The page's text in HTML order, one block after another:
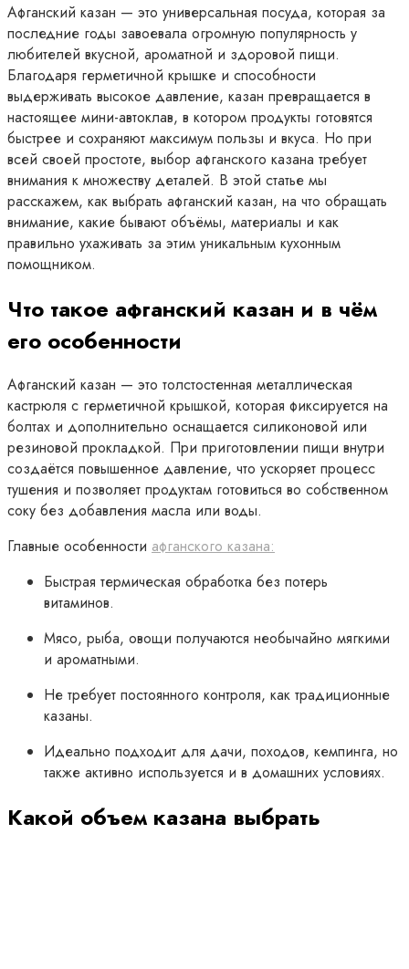
Афганский казан — это универсальная посуда, которая за
последние годы завоевала огромную популярность у
любителей вкусной, ароматной и здоровой пищи.
Благодаря герметичной крышке и способности
выдерживать высокое давление, казан превращается в
настоящее мини-автоклав, в котором продукты готовятся
быстрее и сохраняют максимум пользы и вкуса. Но при
всей своей простоте, выбор афганского казана требует
внимания к множеству деталей. В этой статье мы
расскажем, как выбрать афганский казан, на что обращать
внимание, какие бывают объёмы, материалы и как
правильно ухаживать за этим уникальным кухонным
помощником.
Что такое афганский казан и в чём
его особенности
Афганский казан — это толстостенная металлическая
кастрюля с герметичной крышкой, которая фиксируется на
болтах и дополнительно оснащается силиконовой или
резиновой прокладкой. При приготовлении пищи внутри
создаётся повышенное давление, что ускоряет процесс
тушения и позволяет продуктам готовиться во собственном
соку без добавления масла или воды.
Главные особенности афганского казана:
Быстрая термическая обработка без потерь
витаминов.
Мясо, рыба, овощи получаются необычайно мягкими
и ароматными.
Не требует постоянного контроля, как традиционные
казаны.
Идеально подходит для дачи, походов, кемпинга, но
также активно используется и в домашних условиях.
Какой объем казана выбрать